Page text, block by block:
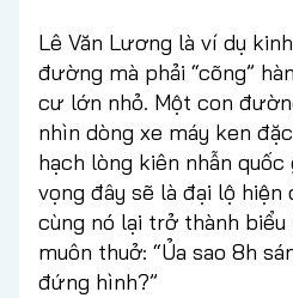
Lê Văn Lương là ví dụ
đường mà phải “cõng”
cư lớn nhỏ. Một con
nhìn dòng xe máy ken
hạch lòng kiên nhẫn
vọng đây sẽ là đại lộ hiện
cùng nó lại trở thành
muôn thuở: “Ủa sao 8h
đứng hình?”